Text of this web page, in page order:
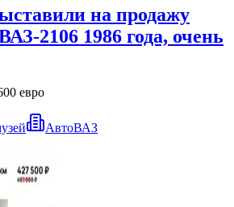
на продажу
2106 1986 года, очень
евро
АвтоВАЗ